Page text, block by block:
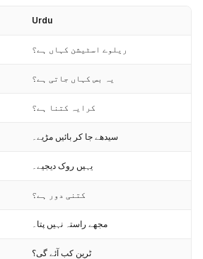
Urdu
ریلوے اسٹیشن کہاں ہے؟
یہ بس کہاں جاتی ہے؟
کرایہ کتنا ہے؟
سیدھے جا کر بائیں مڑیے۔
یہیں روک دیجیے۔
کتنی دور ہے؟
مجھے راستہ نہیں پتا۔
ٹرین کب آئے گی؟